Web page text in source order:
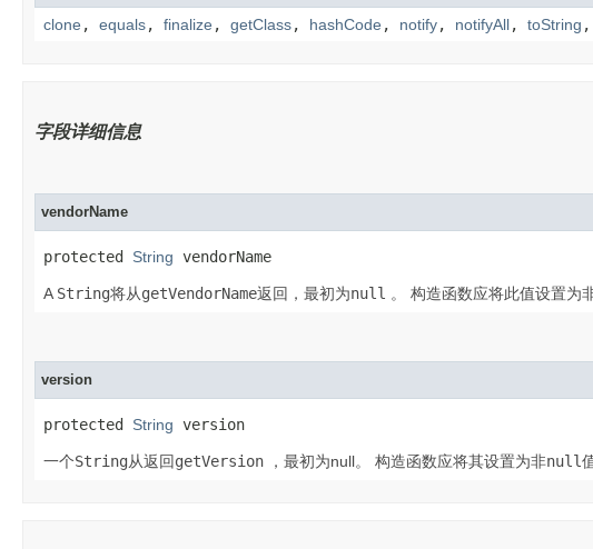
clone , equals, finalize , getClass, hashCode , notify, notifyAll, toString ,
字段详细信息
vendorName
protected String vendorName
A String将从getVendorName返回，最初为null 。 构造函数应将此值设置为
version
protected String version
一个String从返回getVersion ，最初为null。 构造函数应将其设置为非null